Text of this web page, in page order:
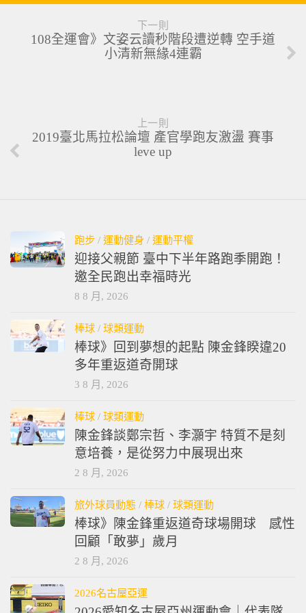
下一則
108全運會》文姿云讀秒階段遭逆轉 空手道
小清新無緣4連霸
上一則
2019臺北馬拉松論壇 產官學跑友激盪 賽事
leve up
跑步 / 運動健身 / 運動平權
迎接父親節 臺中下半年路跑季開跑！
邀全民跑出幸福時光
8 8 月, 2026
棒球 / 球類運動
棒球》回到夢想的起點 陳金鋒睽違20
多年重返道奇開球
3 8 月, 2026
棒球 / 球類運動
陳金鋒談鄭宗哲、李灝宇 特質不是刻
意培養，是從努力中展現出來
2 8 月, 2026
旅外球員動態 / 棒球 / 球類運動
棒球》陳金鋒重返道奇球場開球 感性
回顧「敢夢」歲月
2 8 月, 2026
2026名古屋亞運